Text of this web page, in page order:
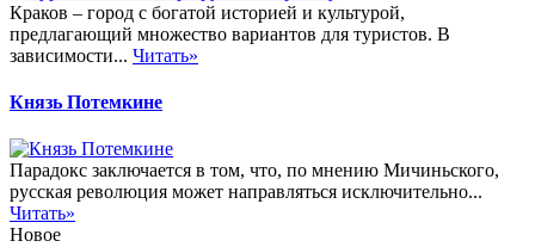
Краков – город с богатой историей и культурой,
предлагающий множество вариантов для туристов. В
зависимости... Читать»
Князь Потемкине
Парадокс заключается в том, что, по мнению Мичиньского,
русская революция может направляться исключительно...
Читать»
Новое